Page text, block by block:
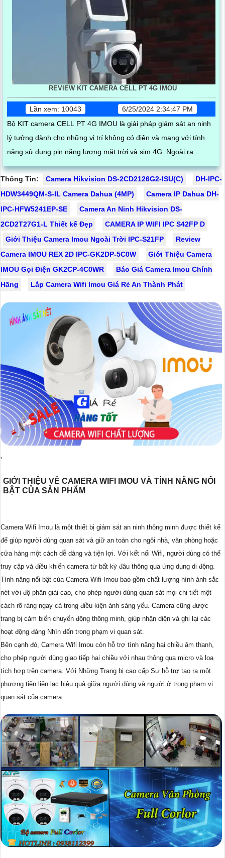
REVIEW KIT CAMERA CELL PT 4G IMOU
Lần xem: 10043
6/25/2024 2:34:47 PM
Bộ KIT camera CELL PT 4G IMOU là giải pháp giám sát an ninh
lý tưởng dành cho những vị trí không có điện và mạng với tính
năng sử dụng pin năng lượng mặt trời và sim 4G. Ngoài ra...
Thông Tin: Camera Hikvision DS-2CD2126G2-ISU(C)
DH-IPC-
HDW3449QM-S-IL Camera Dahua (4MP)
Camera IP Dahua DH-
IPC-HFW5241EP-SE
Camera An Ninh Hikvision DS-
2CD2T27G1-L Thiết kế Đẹp
CAMERA IP WIFI IPC S42FP D
Giới Thiệu Camera Imou Ngoài Trời IPC-S21FP
Review
Camera IMOU REX 2D IPC-GK2DP-5C0W
Giới Thiệu Camera
IMOU Gọi Điện GK2CP-4C0WR
Báo Giá Camera Imou Chính
Hãng
Lắp Camera Wifi Imou Giá Rẻ An Thành Phát
'
GIỚI THIỆU VỀ CAMERA WIFI IMOU VÀ TÍNH NĂNG NỔI
BẬT CỦA SẢN PHẨM
Camera Wifi Imou là một thiết bị giám sát an ninh thông minh được thiết kế
để giúp người dùng quan sát và giữ an toàn cho ngôi nhà, văn phòng hoặc
cửa hàng một cách dễ dàng và tiện lợi. Với kết nối Wifi, người dùng có thể
truy cập và điều khiển camera từ bất kỳ đâu thông qua ứng dụng di động.
Tính năng nổi bật của Camera Wifi Imou bao gồm chất lượng hình ảnh sắc
nét với độ phân giải cao, cho phép người dùng quan sát mọi chi tiết một
cách rõ ràng ngay cả trong điều kiện ánh sáng yếu. Camera cũng được
trang bị cảm biến chuyển động thông minh, giúp nhận diện và ghi lại các
hoạt động đáng Nhìn đến trong phạm vi quan sát.
Bên cạnh đó, Camera Wifi Imou còn hỗ trợ tính năng hai chiều âm thanh,
cho phép người dùng giao tiếp hai chiều với nhau thông qua micro và loa
tích hợp trên camera. Với Những Trang bị cao cấp Sự hỗ trợ tạo ra một
phương tiện liên lạc hiệu quả giữa người dùng và người ở trong phạm vi
quan sát của camera.